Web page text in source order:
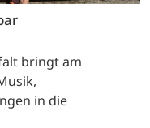
bringt am
in die